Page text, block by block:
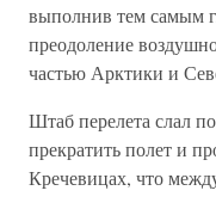
выполнив тем самым
преодоление
частью Арктики и
Штаб перелета слал
прекратить полет и
Кречевицах, что